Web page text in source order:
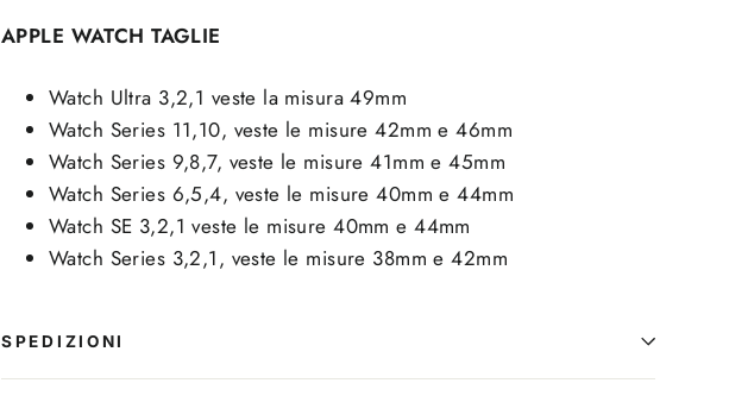
APPLE WATCH TAGLIE
Watch Ultra 3,2,1 veste la misura 49mm
Watch Series 11,10, veste le misure 42mm e 46mm
Watch Series 9,8,7, veste le misure 41mm e 45mm
Watch Series 6,5,4, veste le misure 40mm e 44mm
Watch SE 3,2,1 veste le misure 40mm e 44mm
Watch Series 3,2,1, veste le misure 38mm e 42mm
SPEDIZIONI